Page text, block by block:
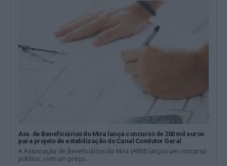
Ass. de Beneficiários do Mira lança concurso de 200 mil euros
para projeto de estabilização do Canal Condutor Geral
A Associação de Beneficiários do Mira (ABM) lançou um concurso
público, com um preço...